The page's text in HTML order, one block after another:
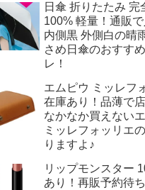
日傘 折りたたみ 完
100% 軽量！通販
内側黒 外側白の晴
さめ日傘のおすす
レ！
エムピウ ミッレフ
在庫あり！品薄で
なかなか買えない
ミッレフォッリエ
りますよ♪
リップモンスター
あり！再販予約待